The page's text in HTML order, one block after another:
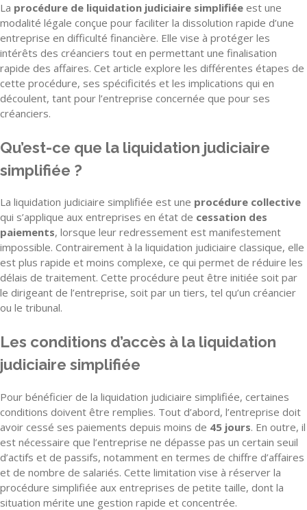
La procédure de liquidation judiciaire simplifiée est une
modalité légale conçue pour faciliter la dissolution rapide d’une
entreprise en difficulté financière. Elle vise à protéger les
intérêts des créanciers tout en permettant une finalisation
rapide des affaires. Cet article explore les différentes étapes de
cette procédure, ses spécificités et les implications qui en
découlent, tant pour l’entreprise concernée que pour ses
créanciers.
Qu’est-ce que la liquidation judiciaire
simplifiée ?
La liquidation judiciaire simplifiée est une procédure collective
qui s’applique aux entreprises en état de cessation des
paiements, lorsque leur redressement est manifestement
impossible. Contrairement à la liquidation judiciaire classique, elle
est plus rapide et moins complexe, ce qui permet de réduire les
délais de traitement. Cette procédure peut être initiée soit par
le dirigeant de l’entreprise, soit par un tiers, tel qu’un créancier
ou le tribunal.
Les conditions d’accès à la liquidation
judiciaire simplifiée
Pour bénéficier de la liquidation judiciaire simplifiée, certaines
conditions doivent être remplies. Tout d’abord, l’entreprise doit
avoir cessé ses paiements depuis moins de 45 jours. En outre, il
est nécessaire que l’entreprise ne dépasse pas un certain seuil
d’actifs et de passifs, notamment en termes de chiffre d’affaires
et de nombre de salariés. Cette limitation vise à réserver la
procédure simplifiée aux entreprises de petite taille, dont la
situation mérite une gestion rapide et concentrée.